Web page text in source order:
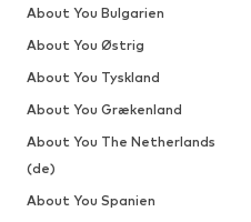
About You Bulgarien
About You Østrig
About You Tyskland
About You Grækenland
About You The Netherlands
(de)
About You Spanien